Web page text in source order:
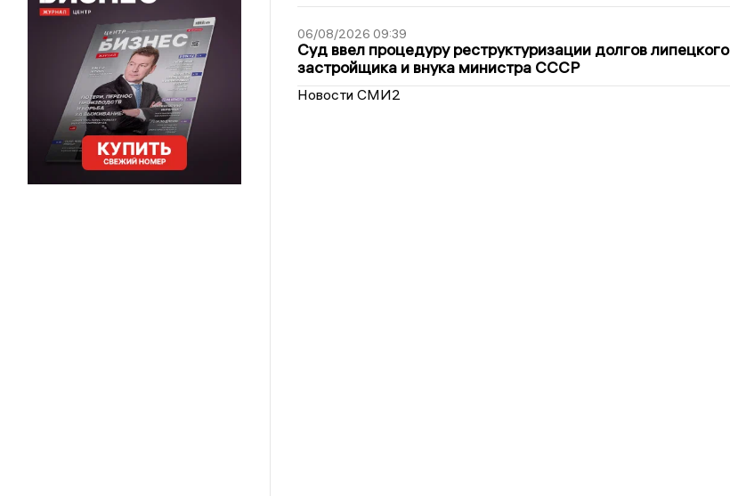
06/08/2026 09:39
Суд ввел процедуру реструктуризации долгов липецкого
застройщика и внука министра СССР
Новости СМИ2